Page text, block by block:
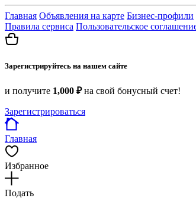
Главная Объявления на карте Бизнес-профили
Правила сервиса Пользовательское
Зарегистрируйтесь на нашем сайте
и получите 1,000 ₽на свой бонусный счет!
Зарегистрироваться
Главная
Избранное
Подать